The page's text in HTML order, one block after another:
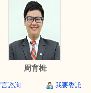
周育楫
言諮詢
我要委託